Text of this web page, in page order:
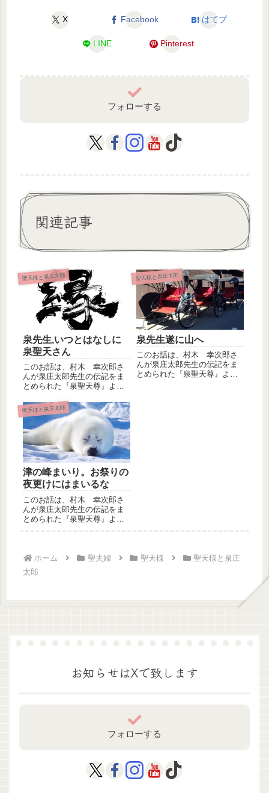
X Facebook はてブ
LINE Pinterest
フォローする
関連記事
聖天様と泉庄太郎
泉先生,いつとはなしに
泉聖天さん
このお話は、村木 幸次郎さ
んが泉庄太郎先生の伝記をま
とめられた『泉聖天尊』よ
生と聖天様...
聖天様と泉庄太郎
泉先生遂に山へ
このお話は、村木 幸次郎さ
んが泉庄太郎先生の伝記をま
とめられた『泉聖天尊』よ
聖天様と泉庄太郎
津の峰まいり。お祭りの
夜更けにはまいるな
このお話は、村木 幸次郎さ
んが泉庄太郎先生の伝記をま
とめられた『泉聖天尊』よ
ホーム 聖夫婦 聖天様
聖天様と泉庄
太郎
お知らせはXで致します
フォローする